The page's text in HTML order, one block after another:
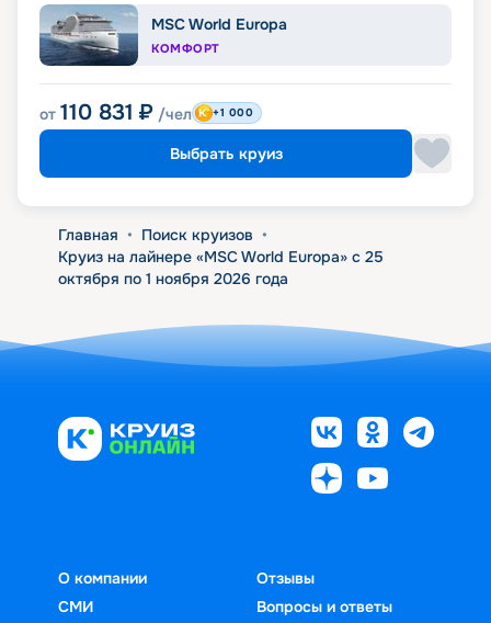
MSC World Europa
КОМФОРТ
от 110 831 ₽ /чел +1 000
Выбрать круиз
Главная • Поиск круизов •
Круиз на лайнере «MSC World Europa» с 25
октября по 1 ноября 2026 года
О компании
СМИ
Отзывы
Вопросы и ответы